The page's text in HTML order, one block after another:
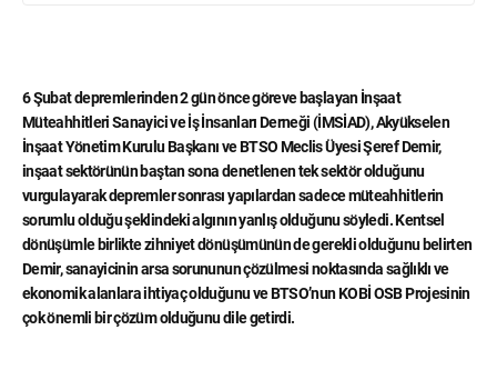
6 Şubat depremlerinden 2 gün önce göreve başlayan İnşaat
Müteahhitleri Sanayici ve İş İnsanları Derneği (İMSİAD), Akyükselen
İnşaat Yönetim Kurulu Başkanı ve BTSO Meclis Üyesi Şeref Demir,
inşaat sektörünün baştan sona denetlenen tek sektör olduğunu
vurgulayarak depremler sonrası yapılardan sadece müteahhitlerin
sorumlu olduğu şeklindeki algının yanlış olduğunu söyledi. Kentsel
dönüşümle birlikte zihniyet dönüşümünün de gerekli olduğunu belirten
Demir, sanayicinin arsa sorununun çözülmesi noktasında sağlıklı ve
ekonomik alanlara ihtiyaç olduğunu ve BTSO’nun KOBİ OSB Projesinin
çok önemli bir çözüm olduğunu dile getirdi.